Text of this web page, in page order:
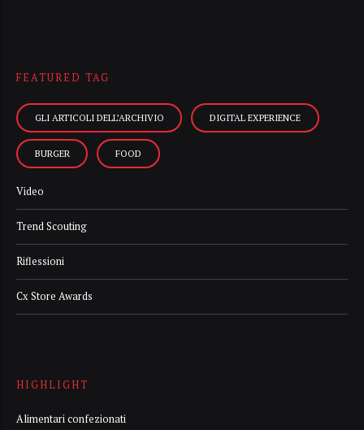
FEATURED TAG
GLI ARTICOLI DELL’ARCHIVIO DIGITAL EXPERIENCE
BURGER FOOD
Video
Trend Scouting
Riflessioni
Cx Store Awards
HIGHLIGHT
Alimentari confezionati